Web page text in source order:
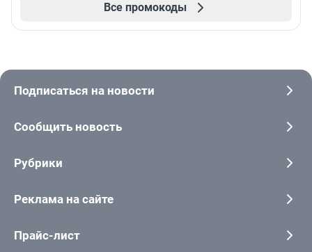
Все промокоды
Подписаться на новости
Сообщить новость
Рубрики
Реклама на сайте
Прайс-лист